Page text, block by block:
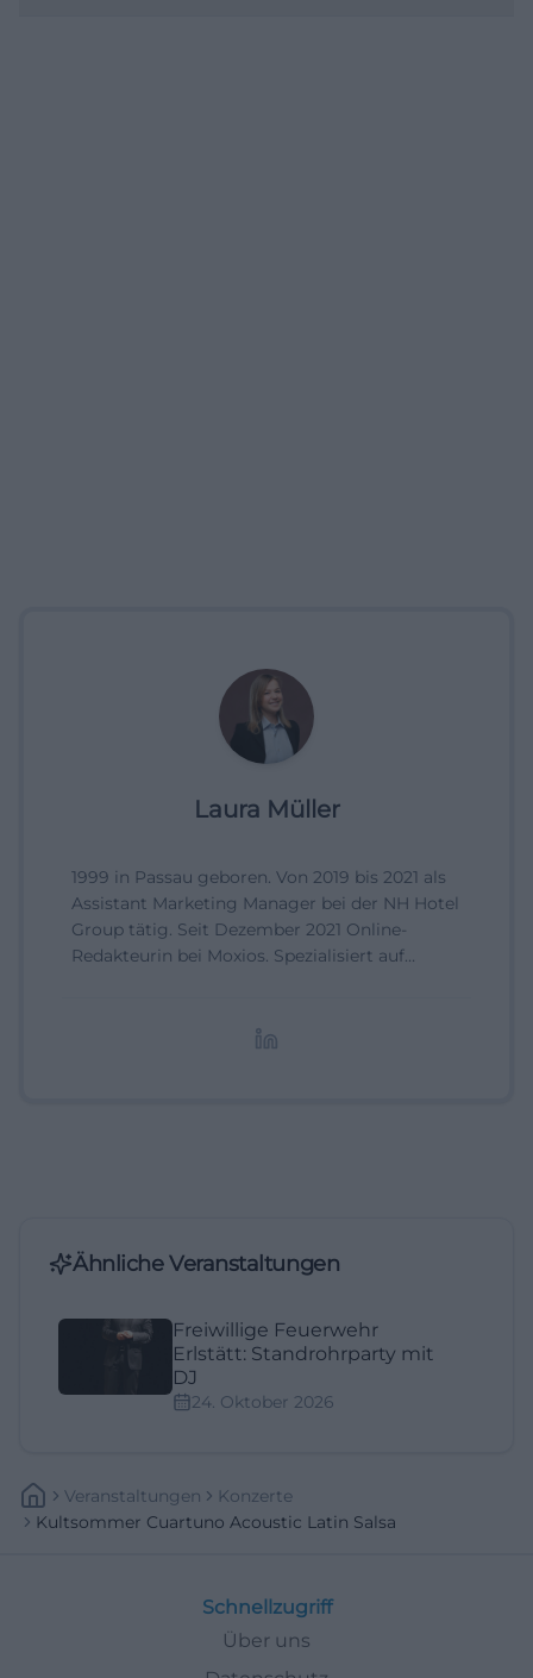
Laura Müller
1999 in Passau geboren. Von 2019 bis 2021 als
Assistant Marketing Manager bei der NH Hotel
Group tätig. Seit Dezember 2021 Online-
Redakteurin bei Moxios. Spezialisiert auf
Ähnliche Veranstaltungen
Freiwillige Feuerwehr
Erlstätt: Standrohrparty mit
DJ
24. Oktober 2026
Veranstaltungen
Konzerte
Kultsommer Cuartuno Acoustic Latin Salsa
Schnellzugriff
Über uns